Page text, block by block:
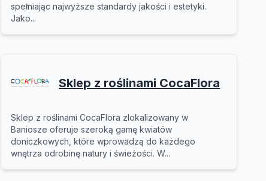
spełniając najwyższe standardy jakości i estetyki.
Jako...
Sklep z roślinami CocaFlora
Sklep z roślinami CocaFlora zlokalizowany w
Baniosze oferuje szeroką gamę kwiatów
doniczkowych, które wprowadzą do każdego
wnętrza odrobinę natury i świeżości. W...